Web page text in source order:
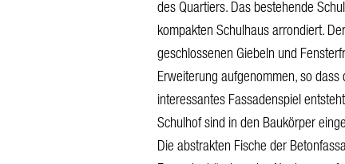
des Quartiers. Das bestehende
kompakten Schulhaus arrondiert.
geschlossenen Giebeln und
Erweiterung aufgenommen, so
interessantes Fassadenspiel
Schulhof sind in den Baukörper
Die abstrakten Fische der